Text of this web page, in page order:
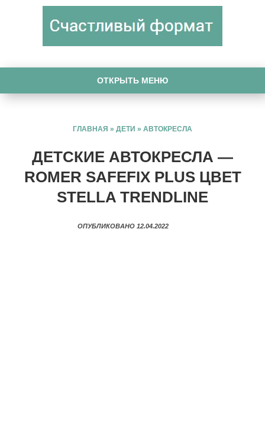
ОТКРЫТЬ МЕНЮ
ГЛАВНАЯ » ДЕТИ » АВТОКРЕСЛА
ДЕТСКИЕ АВТОКРЕСЛА —
ROMER SAFEFIX PLUS ЦВЕТ
STELLA TRENDLINE
ОПУБЛИКОВАНО 12.04.2022